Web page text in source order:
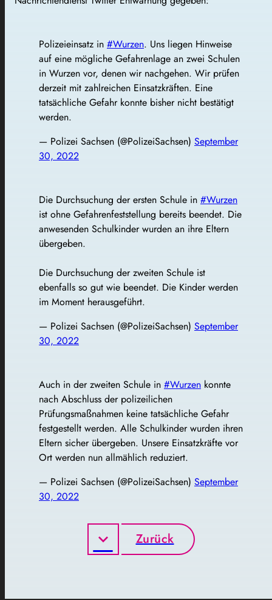
Polizeieinsatz in #Wurzen. Uns liegen Hinweise
auf eine mögliche Gefahrenlage an zwei Schulen
in Wurzen vor, denen wir nachgehen. Wir prüfen
derzeit mit zahlreichen Einsatzkräften. Eine
tatsächliche Gefahr konnte bisher nicht bestätigt
werden.
— Polizei Sachsen (@PolizeiSachsen) September
30, 2022
Die Durchsuchung der ersten Schule in #Wurzen
ist ohne Gefahrenfeststellung bereits beendet. Die
anwesenden Schulkinder wurden an ihre Eltern
übergeben.
Die Durchsuchung der zweiten Schule ist
ebenfalls so gut wie beendet. Die Kinder werden
im Moment herausgeführt.
— Polizei Sachsen (@PolizeiSachsen) September
30, 2022
Auch in der zweiten Schule in #Wurzen konnte
nach Abschluss der polizeilichen
Prüfungsmaßnahmen keine tatsächliche Gefahr
festgestellt werden. Alle Schulkinder wurden ihren
Eltern sicher übergeben. Unsere Einsatzkräfte vor
Ort werden nun allmählich reduziert.
— Polizei Sachsen (@PolizeiSachsen) September
30, 2022
Zurück